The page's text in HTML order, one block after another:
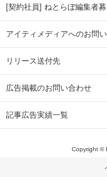
[契約社員] ねとらぼ編集者
アイティメディアへのお問
リリース送付先
広告掲載のお問い合わせ
記事広告実績一覧
Copyright ©